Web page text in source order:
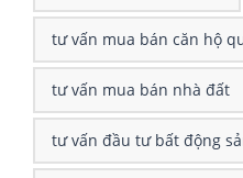
tư vấn mua bán căn hộ
tư vấn mua bán nhà đất
tư vấn đầu tư bất động